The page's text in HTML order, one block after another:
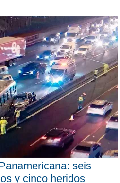
seis
y cinco heridos